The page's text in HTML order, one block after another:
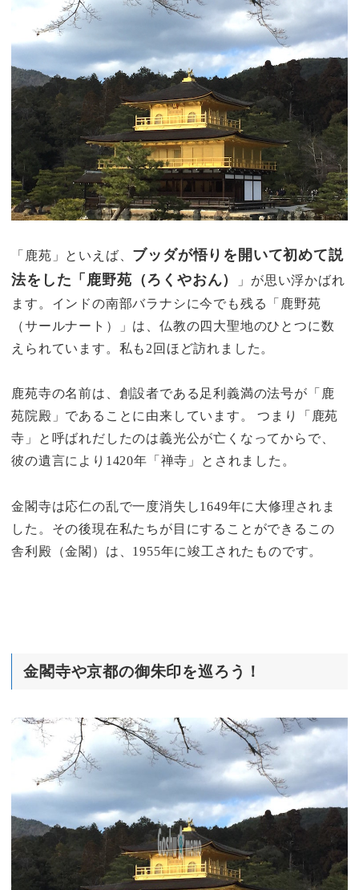
「鹿苑」といえば、 ブッダが悟りを開いて初めて説
法をした「鹿野苑（ろくやおん）
」が思い浮かばれ
ます。インドの南部バラナシに今でも残る「鹿野苑
（サールナート）」は、仏教の四大聖地のひとつに数
えられています。私も2回ほど訪れました。
鹿苑寺の名前は、創設者である足利義満の法号が「鹿
苑院殿」であることに由来しています。 つまり「鹿苑
寺」と呼ばれだしたのは義光公が亡くなってからで、
彼の遺言により1420年「禅寺」とされました。
金閣寺は応仁の乱で一度消失し1649年に大修理されま
した。その後現在私たちが目にすることができるこの
舎利殿（金閣）は、1955年に竣工されたものです。
金閣寺や京都の御朱印を巡ろう！